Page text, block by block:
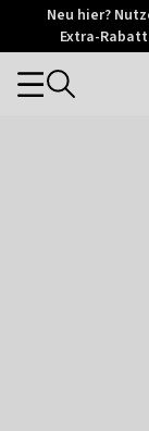
OtriumNeu hier?
Extra-
Categories